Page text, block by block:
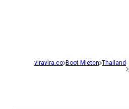
viravira.co Boot Mieten Thailand